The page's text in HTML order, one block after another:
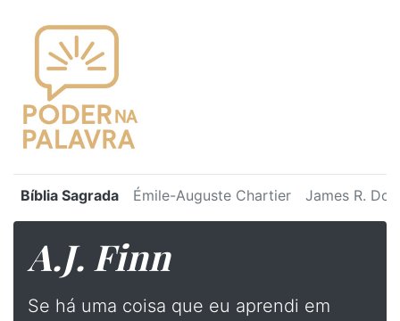
Bíblia Sagrada Émile-Auguste Chartier James R.
A.J. Finn
Se há uma coisa que eu aprendi em